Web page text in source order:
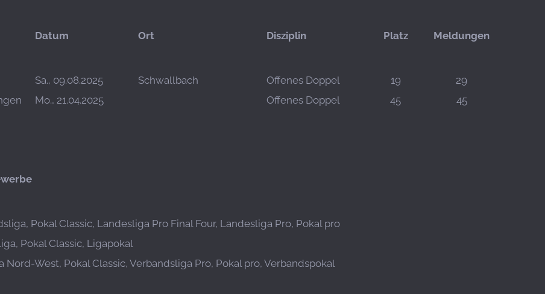
Datum Ort Disziplin Platz Meldungen
Sa., 09.08.2025 Schwallbach Offenes Doppel 19
29
Mo., 21.04.2025 Offenes Doppel 45 45
Pokal Classic, Landesliga Pro Final Four, Landesliga Pro, Pokal pro
Pokal Classic, Ligapokal
Nord-West, Pokal Classic, Verbandsliga Pro, Pokal pro, Verbandspokal